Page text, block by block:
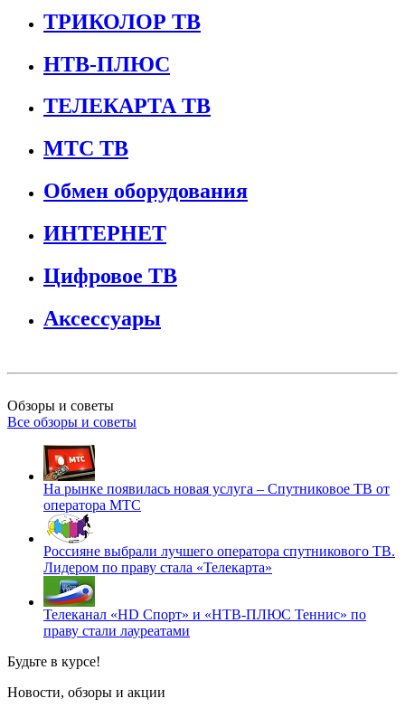
ТРИКОЛОР ТВ
НТВ-ПЛЮС
ТЕЛЕКАРТА ТВ
МТС ТВ
Обмен оборудования
ИНТЕРНЕТ
Цифровое ТВ
Аксессуары
Обзоры и советы
Все обзоры и советы
На рынке появилась новая услуга – Спутниковое ТВ от
оператора МТС
Россияне выбрали лучшего оператора спутникового ТВ.
Лидером по праву стала «Телекарта»
Телеканал «HD Спорт» и «НТВ-ПЛЮС Теннис» по
праву стали лауреатами
Будьте в курсе!
Новости, обзоры и акции